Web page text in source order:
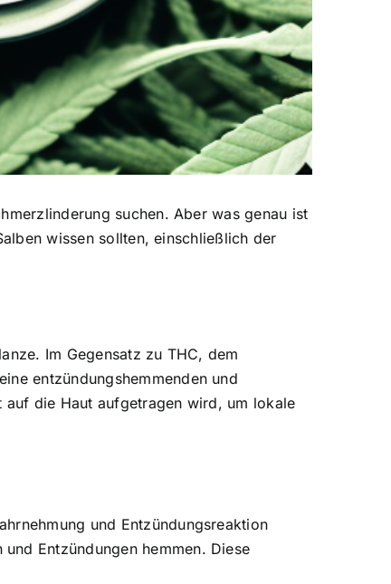
suchen. Aber was genau ist
wissen sollten, einschließlich der
Im Gegensatz zu THC, dem
entzündungshemmenden und
auf die Haut aufgetragen wird, um lokale
und Entzündungsreaktion
Entzündungen hemmen. Diese